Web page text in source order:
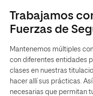
Trabajamos
Fuerzas de
Mantenemos múltiples
con diferentes entidades
clases en nuestras
hacer allí sus prácticas.
necesarias que permitan